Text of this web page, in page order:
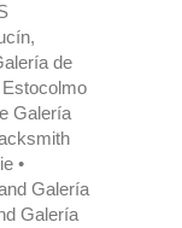
de
Estocolmo
Galería
•
Galería
Galería